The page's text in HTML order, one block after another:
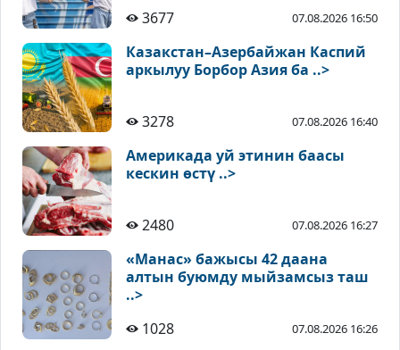
3677 07.08.2026 16:50
Казакстан–Азербайжан Каспий
аркылуу Борбор Азия ба ..>
3278 07.08.2026 16:40
Америкада уй этинин баасы
кескин өстү ..>
2480 07.08.2026 16:27
«Манас» бажысы 42 даана
алтын буюмду мыйзамсыз таш
..>
1028
07.08.2026 16:26